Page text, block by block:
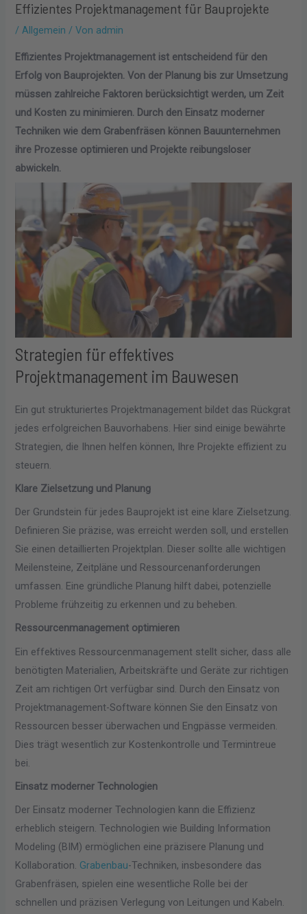
Effizientes Projektmanagement für Bauprojekte
/Allgemein / Von admin
Effizientes Projektmanagement ist entscheidend für den
Erfolg von Bauprojekten. Von der Planung bis zur Umsetzung
müssen zahlreiche Faktoren berücksichtigt werden, um Zeit
und Kosten zu minimieren. Durch den Einsatz moderner
Techniken wie dem Grabenfräsen können Bauunternehmen
ihre Prozesse optimieren und Projekte reibungsloser
abwickeln.
Strategien für effektives
Projektmanagement im Bauwesen
Ein gut strukturiertes Projektmanagement bildet das Rückgrat
jedes erfolgreichen Bauvorhabens. Hier sind einige bewährte
Strategien, die Ihnen helfen können, Ihre Projekte effizient zu
steuern.
Klare Zielsetzung und Planung
Der Grundstein für jedes Bauprojekt ist eine klare Zielsetzung.
Definieren Sie präzise, was erreicht werden soll, und erstellen
Sie einen detaillierten Projektplan. Dieser sollte alle wichtigen
Meilensteine, Zeitpläne und Ressourcenanforderungen
umfassen. Eine gründliche Planung hilft dabei, potenzielle
Probleme frühzeitig zu erkennen und zu beheben.
Ressourcenmanagement optimieren
Ein effektives Ressourcenmanagement stellt sicher, dass alle
benötigten Materialien, Arbeitskräfte und Geräte zur richtigen
Zeit am richtigen Ort verfügbar sind. Durch den Einsatz von
Projektmanagement-Software können Sie den Einsatz von
Ressourcen besser überwachen und Engpässe vermeiden.
Dies trägt wesentlich zur Kostenkontrolle und Termintreue
bei.
Einsatz moderner Technologien
Der Einsatz moderner Technologien kann die Effizienz
erheblich steigern. Technologien wie Building Information
Modeling (BIM) ermöglichen eine präzisere Planung und
Kollaboration. Grabenbau-Techniken, insbesondere das
Grabenfräsen, spielen eine wesentliche Rolle bei der
schnellen und präzisen Verlegung von Leitungen und Kabeln.